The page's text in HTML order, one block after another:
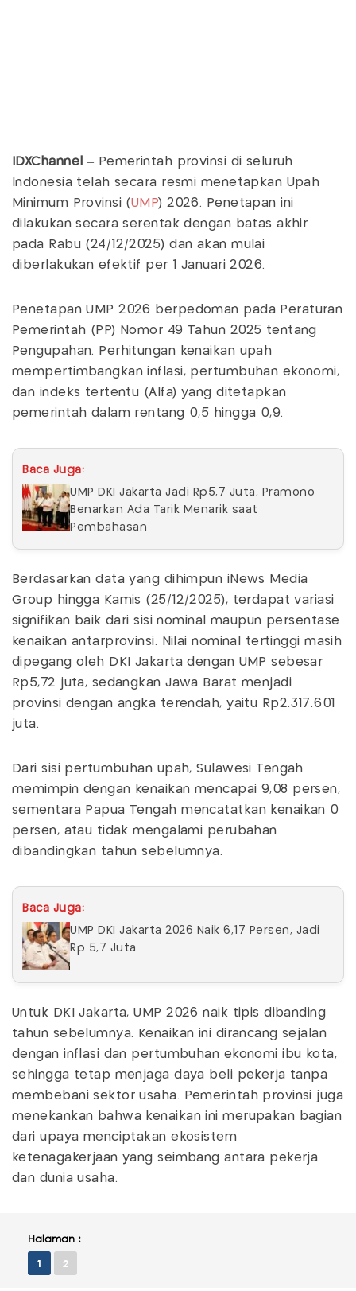
IDXChannel – Pemerintah provinsi di seluruh
Indonesia telah secara resmi menetapkan Upah
Minimum Provinsi (UMP) 2026. Penetapan ini
dilakukan secara serentak dengan batas akhir
pada Rabu (24/12/2025) dan akan mulai
diberlakukan efektif per 1 Januari 2026.
Penetapan UMP 2026 berpedoman pada Peraturan
Pemerintah (PP) Nomor 49 Tahun 2025 tentang
Pengupahan. Perhitungan kenaikan upah
mempertimbangkan inflasi, pertumbuhan ekonomi,
dan indeks tertentu (Alfa) yang ditetapkan
pemerintah dalam rentang 0,5 hingga 0,9.
Baca Juga:
UMP DKI Jakarta Jadi Rp5,7 Juta, Pramono
Benarkan Ada Tarik Menarik saat
Pembahasan
Berdasarkan data yang dihimpun iNews Media
Group hingga Kamis (25/12/2025), terdapat variasi
signifikan baik dari sisi nominal maupun persentase
kenaikan antarprovinsi. Nilai nominal tertinggi masih
dipegang oleh DKI Jakarta dengan UMP sebesar
Rp5,72 juta, sedangkan Jawa Barat menjadi
provinsi dengan angka terendah, yaitu Rp2.317.601
juta.
Dari sisi pertumbuhan upah, Sulawesi Tengah
memimpin dengan kenaikan mencapai 9,08 persen,
sementara Papua Tengah mencatatkan kenaikan 0
persen, atau tidak mengalami perubahan
dibandingkan tahun sebelumnya.
Baca Juga:
UMP DKI Jakarta 2026 Naik 6,17 Persen, Jadi
Rp 5,7 Juta
Untuk DKI Jakarta, UMP 2026 naik tipis dibanding
tahun sebelumnya. Kenaikan ini dirancang sejalan
dengan inflasi dan pertumbuhan ekonomi ibu kota,
sehingga tetap menjaga daya beli pekerja tanpa
membebani sektor usaha. Pemerintah provinsi juga
menekankan bahwa kenaikan ini merupakan bagian
dari upaya menciptakan ekosistem
ketenagakerjaan yang seimbang antara pekerja
dan dunia usaha.
Halaman :
1 2